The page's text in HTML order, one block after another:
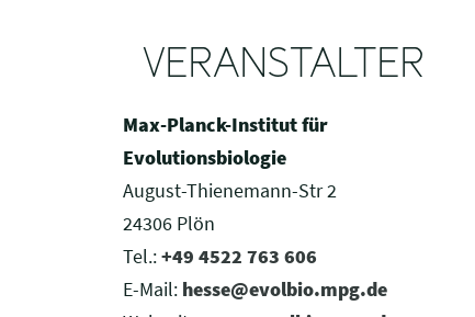
VERANSTALTER
Max-Planck-Institut für
Evolutionsbiologie
August-Thienemann-Str 2
24306 Plön
Tel.:+49 4522 763 606
E-Mail: hesse@evolbio.mpg.de